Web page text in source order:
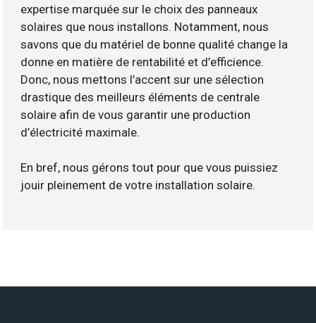
expertise marquée sur le choix des panneaux
solaires que nous installons. Notamment, nous
savons que du matériel de bonne qualité change la
donne en matière de rentabilité et d’efficience.
Donc, nous mettons l’accent sur une sélection
drastique des meilleurs éléments de centrale
solaire afin de vous garantir une production
d’électricité maximale.
En bref, nous gérons tout pour que vous puissiez
jouir pleinement de votre installation solaire.